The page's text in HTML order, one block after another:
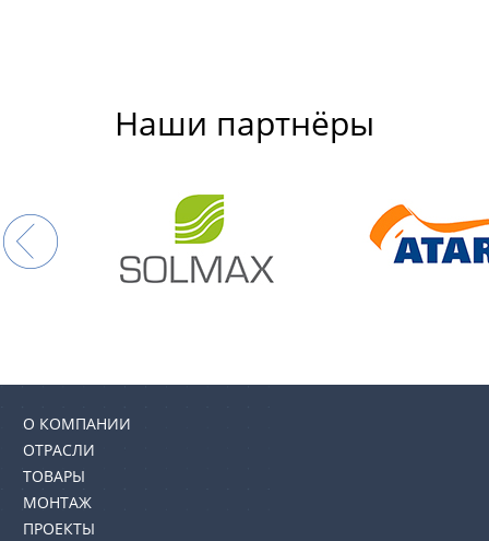
Наши партнёры
О КОМПАНИИ
ОТРАСЛИ
ТОВАРЫ
МОНТАЖ
ПРОЕКТЫ